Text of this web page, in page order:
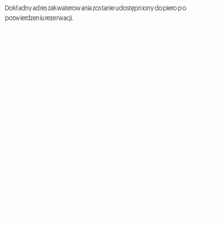
Dokładny adres zakwaterowania zostanie udostępniony dopiero po
potwierdzeniu rezerwacji.